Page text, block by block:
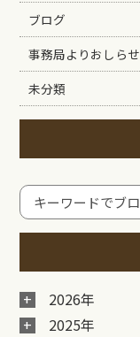
ブログ
事務局よりおしらせ
未分類
2026年
2025年